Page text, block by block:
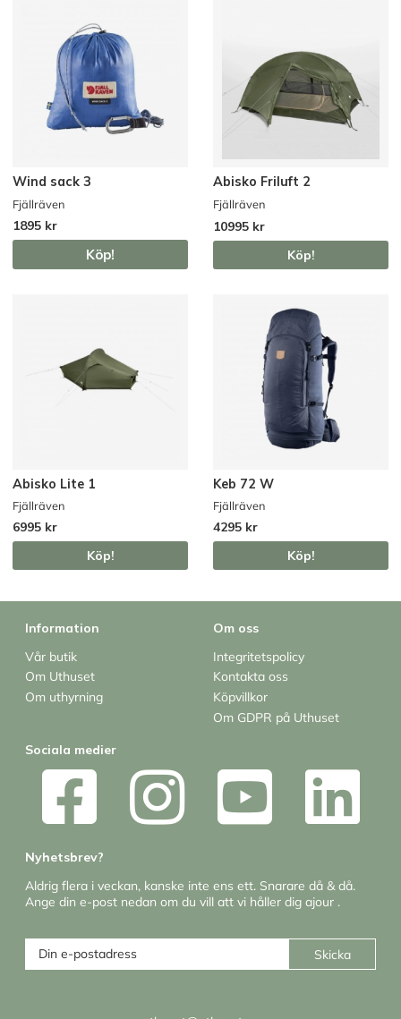
Wind sack 3
Fjällräven
1895 kr
Köp!
Abisko Friluft 2
Fjällräven
10995 kr
Köp!
Abisko Lite 1
Fjällräven
6995 kr
Köp!
Keb 72 W
Fjällräven
4295 kr
Köp!
Information
Vår butik
Om Uthuset
Om uthyrning
Om oss
Integritetspolicy
Kontakta oss
Köpvillkor
Om GDPR på Uthuset
Sociala medier
Nyhetsbrev?
Aldrig flera i veckan, kanske inte ens ett. Snarare då & då.
Ange din e-post nedan om du vill att vi håller dig ajour .
Skicka